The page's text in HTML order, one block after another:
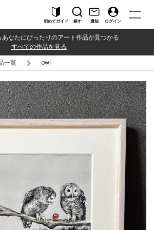
初めてガイド 探す 通知 ログイン
なたにぴったりのアート作品が見つかる
すべての作品を見る
一覧 owl